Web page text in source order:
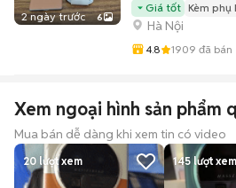
2 ngày trước 6
Giá tốt Kèm phụ
Hà Nội
4.8 1909 đã bán
Xem ngoại hình sản phẩm
Mua bán dễ dàng khi xem tin có video
20 lượt xem 145 lượt xem